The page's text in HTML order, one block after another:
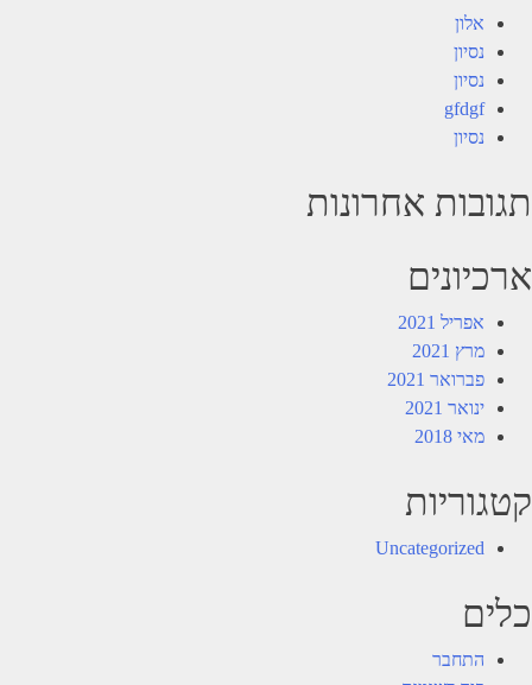
אלון
נסיון
נסיון
gfdgf
נסיון
תגובות אחרונות
ארכיונים
אפריל 2021
מרץ 2021
פברואר 2021
ינואר 2021
מאי 2018
קטגוריות
Uncategorized
כלים
התחבר